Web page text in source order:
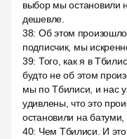
выбор мы остановили
дешевле.
38: Об этом
подписчик, мы
39: Того, как я в
будто не об этом
мы по Тбилиси, и нас
удивлены, что это
остановили на батуми,
40: Чем Тбилиси. И это